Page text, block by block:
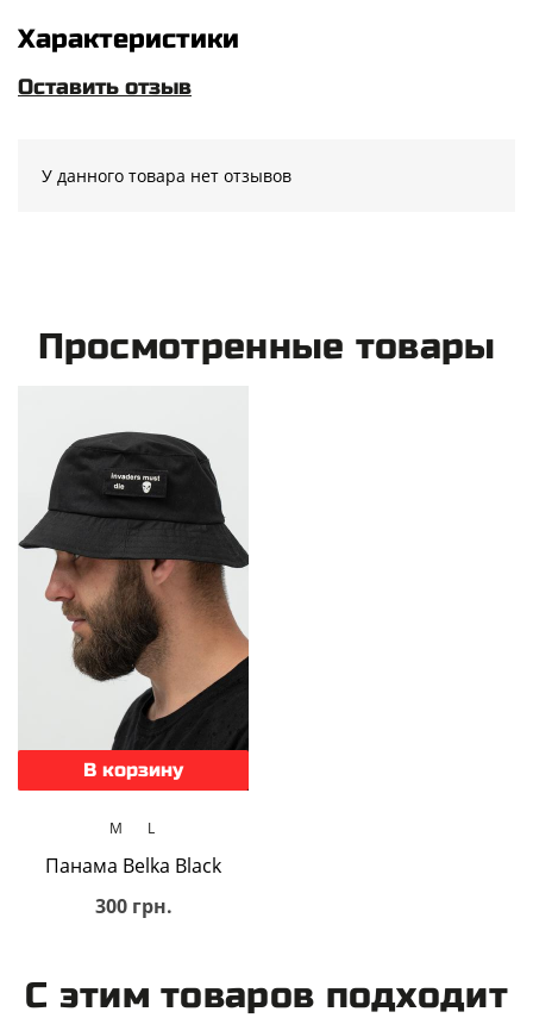
Характеристики
Оставить отзыв
У данного товара нет отзывов
Просмотренные товары
В корзину
M L
Панама Belka Black
300 грн.
С этим товаров подходит